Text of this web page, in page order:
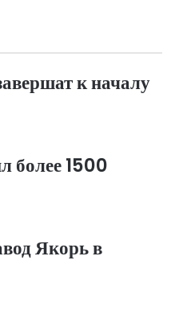
к началу
более 1500
Якорь в